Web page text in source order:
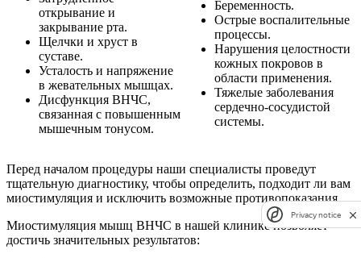
открывание и
закрывание рта.
Щелчки и хруст в
суставе.
Усталость и напряжение
в жевательных мышцах.
Дисфункция ВНЧС,
связанная с повышенным
мышечным тонусом.
Беременность.
Острые воспалительные
процессы.
Нарушения целостности
кожных покровов в
области применения.
Тяжелые заболевания
сердечно-сосудистой
системы.
Перед началом процедуры наши специалисты проведут
тщательную диагностику, чтобы определить, подходит ли вам
миостимуляция и исключить возможные противопоказания.
Миостимуляция мышц ВНЧС в нашей клинике позволяет
достичь значительных результатов:
Privacy notice